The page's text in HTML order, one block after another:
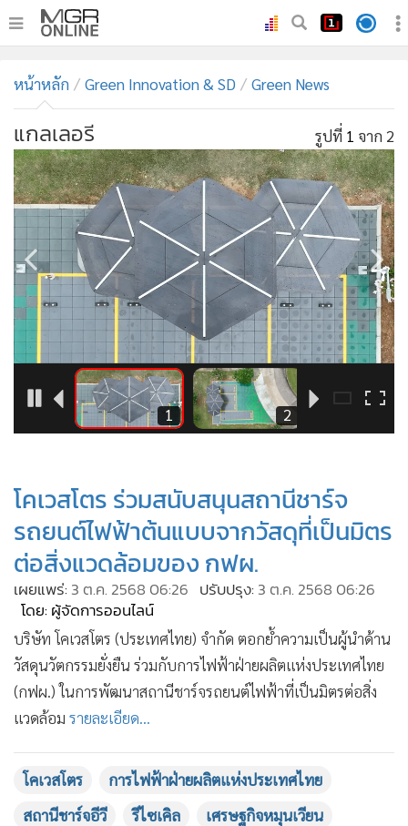
ทันเหตุการณ์
• ภาคใต้
• ภูมิภาค
• Online Section
• บันเทิง
• ผู้จัดการรายวัน
• คอลัมนิสต์
• ละคร
• CbizReview
Cyber BIZ
ผู้จัดกวน
Good health & Well-being
• Green Innovation & SD
• MGR Live
Infographic
การเมือง
• ท่องเที่ยว
กีฬา
• ต่างประเทศ
• Special Scoop
• เศรษฐกิจ-ธุรกิจ
• จีน
อาชญากรรม
Motoring
โคเวสโตร ร่วมสนับสนุนสถานีชาร์จ
รถยนต์ไฟฟ้าต้นแบบจากวัสดุที่เป็นมิตร
ต่อสิ่งแวดล้อมของ กฟผ.
เผยแพร่: 3 ต.ค. 2568 06:26 ปรับปรุง: 3 ต.ค. 2568 06:26
โดย: ผู้จัดการออนไลน์
บริษัท โคเวสโตร (ประเทศไทย) จำกัด ตอกย้ำความเป็นผู้นำด้าน
วัสดุนวัตกรรมยั่งยืน ร่วมกับการไฟฟ้าฝ่ายผลิตแห่งประเทศไทย
(กฟผ.) ในการพัฒนาสถานีชาร์จรถยนต์ไฟฟ้าที่เป็นมิตรต่อสิ่ง
แวดล้อม รายละเอียด...
โคเวสโตร
การไฟฟ้าฝ่ายผลิตแห่งประเทศไทย
สถานีชาร์จอีวี
รีไซเคิล เศรษฐกิจหมุนเวียน
หน้าหลัก Green Innovation & SD Green News
แกลเลอรี รูปที่ 1 จาก 2
1 2